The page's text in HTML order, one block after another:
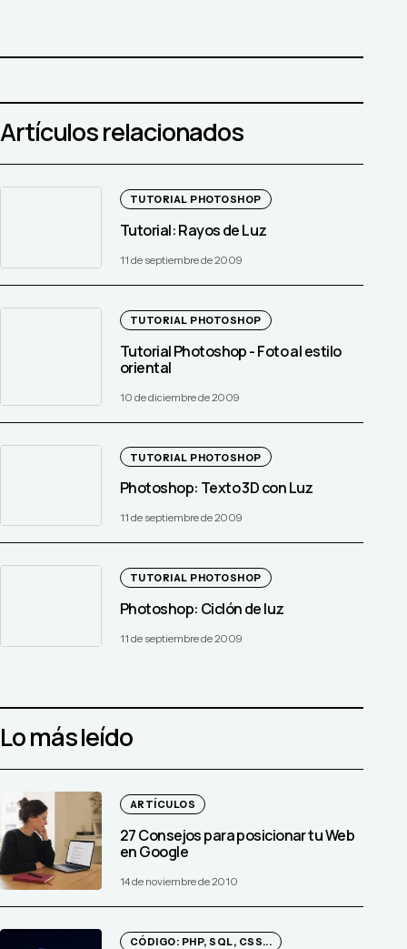
Artículos relacionados
TUTORIAL PHOTOSHOP
Tutorial: Rayos de Luz
11 de septiembre de 2009
TUTORIAL PHOTOSHOP
Tutorial Photoshop - Foto al estilo
oriental
10 de diciembre de 2009
TUTORIAL PHOTOSHOP
Photoshop: Texto 3D con Luz
11 de septiembre de 2009
TUTORIAL PHOTOSHOP
Photoshop: Ciclón de luz
11 de septiembre de 2009
Lo más leído
ARTÍCULOS
27 Consejos para posicionar tu Web
en Google
14 de noviembre de 2010
CÓDIGO: PHP, SQL, CSS...